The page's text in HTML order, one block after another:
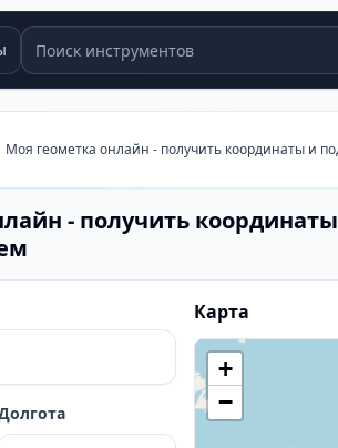
Поиск инструментов
Моя геометка онлайн - получить координаты и
- получить
Карта
+
−